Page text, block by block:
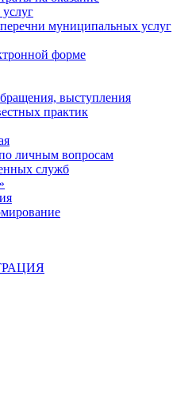
муниципальных услуг
форме
выступления
практик
личным вопросам
служб